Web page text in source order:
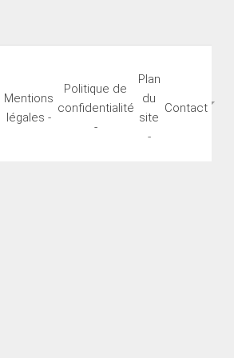
Mentions
légales -
Politique de
confidentialité
-
Plan
du
site
-
Contact